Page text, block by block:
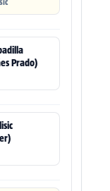
Prado)